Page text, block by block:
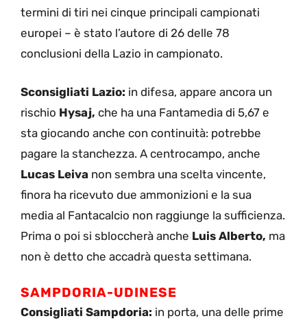
termini di tiri nei cinque principali campionati
europei – è stato l’autore di 26 delle 78
conclusioni della Lazio in campionato.
Sconsigliati Lazio: in difesa, appare ancora un
rischio Hysaj, che ha una Fantamedia di 5,67 e
sta giocando anche con continuità: potrebbe
pagare la stanchezza. A centrocampo, anche
Lucas Leiva non sembra una scelta vincente,
finora ha ricevuto due ammonizioni e la sua
media al Fantacalcio non raggiunge la sufficienza.
Prima o poi si sbloccherà anche Luis Alberto, ma
non è detto che accadrà questa settimana.
SAMPDORIA-UDINESE
Consigliati Sampdoria: in porta, una delle prime